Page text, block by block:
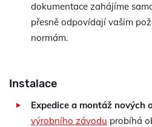
dokumentace zahájíme
přesně odpovídají vašim
normám.
Instalace
Expedice a montáž nových
výrobního závodu probíhá